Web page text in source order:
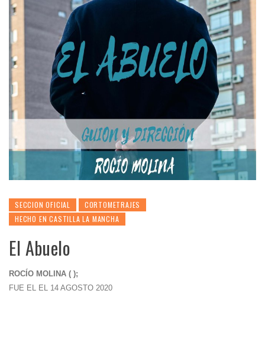
SECCION OFICIAL
CORTOMETRAJES
HECHO EN CASTILLA LA MANCHA
El Abuelo
ROCÍO MOLINA ( );
FUE EL EL 14 AGOSTO 2020